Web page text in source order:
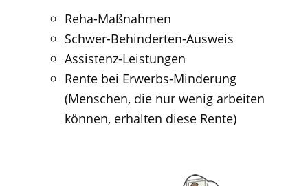
Reha-Maßnahmen
Schwer-Behinderten-Ausweis
Assistenz-Leistungen
Rente bei Erwerbs-Minderung
(Menschen, die nur wenig arbeiten
können, erhalten diese Rente)